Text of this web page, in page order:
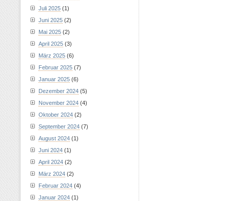
Juli 2025 (1)
Juni 2025 (2)
Mai 2025 (2)
April 2025 (3)
März 2025 (6)
Februar 2025 (7)
Januar 2025 (6)
Dezember 2024 (5)
November 2024 (4)
Oktober 2024 (2)
September 2024 (7)
August 2024 (1)
Juni 2024 (1)
April 2024 (2)
März 2024 (2)
Februar 2024 (4)
Januar 2024 (1)